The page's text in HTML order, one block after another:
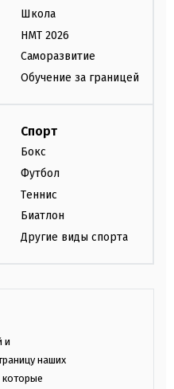
Школа
НМТ 2026
Саморазвитие
Обучение за границей
Спорт
Бокс
Футбол
Теннис
Биатлон
Другие виды спорта
и
наших
которые